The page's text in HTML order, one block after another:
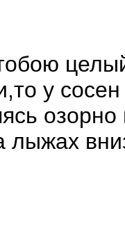
у сосен
лыжах